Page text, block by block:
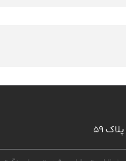
۵۹